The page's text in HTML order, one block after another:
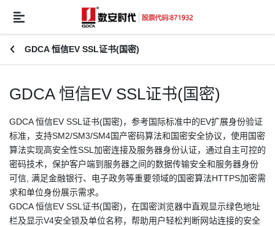
GDCA 恒信EV SSL证书(国密)
GDCA 恒信EV SSL证书(国密)
GDCA 恒信EV SSL证书(国密)，参考国际标准中的EV扩展身份验证
标准，支持SM2/SM3/SM4国产密码算法和国密安全协议，使用国密
算法实现高安全性SSL加密连接及服务器身份认证，通过自主可控的
密码技术，保护客户端到服务器之间的数据传输安全和服务器身份
可信, 满足金融银行、电子政务等重要领域的国密算法HTTPS加密需
求和单位身份展示需求。
GDCA 恒信EV SSL证书(国密)，在国密浏览器中直观显示绿色地址
栏及显示V4安全锁及单位名称，帮助用户轻松判断网站连接的安全